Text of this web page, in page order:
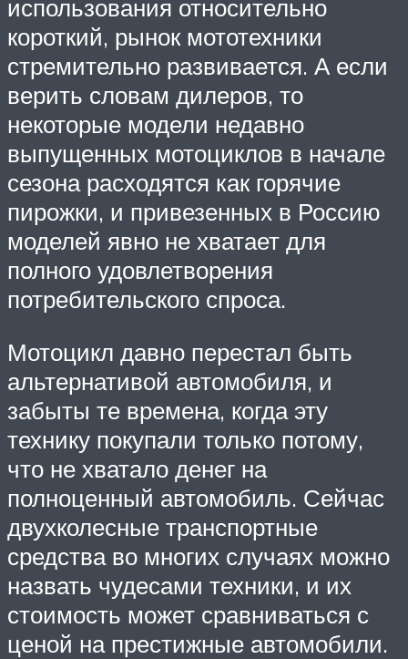
использования относительно
короткий, рынок мототехники
стремительно развивается. А если
верить словам дилеров, то
некоторые модели недавно
выпущенных мотоциклов в начале
сезона расходятся как горячие
пирожки, и привезенных в Россию
моделей явно не хватает для
полного удовлетворения
потребительского спроса.
Мотоцикл давно перестал быть
альтернативой автомобиля, и
забыты те времена, когда эту
технику покупали только потому,
что не хватало денег на
полноценный автомобиль. Сейчас
двухколесные транспортные
средства во многих случаях можно
назвать чудесами техники, и их
стоимость может сравниваться с
ценой на престижные автомобили.